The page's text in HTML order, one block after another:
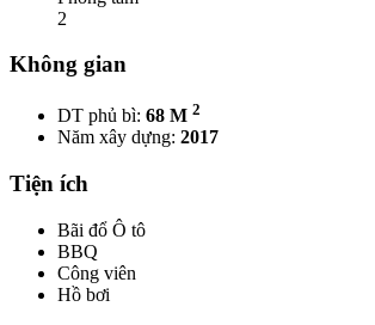
2
Không gian
DT phủ bì: 68 M 2
Năm xây dựng: 2017
Tiện ích
Bãi đổ Ô tô
BBQ
Công viên
Hồ bơi